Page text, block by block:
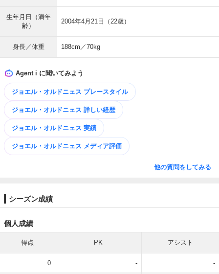
生年月日（満年
齢）
2004年4月21日（22歳）
身長／体重 188cm／70kg
Agent i に聞いてみよう
ジョエル・オルドニェス プレースタイル
ジョエル・オルドニェス 詳しい経歴
ジョエル・オルドニェス 実績
ジョエル・オルドニェス メディア評価
他の質問をしてみる
シーズン成績
個人成績
得点 PK アシスト
0 - -